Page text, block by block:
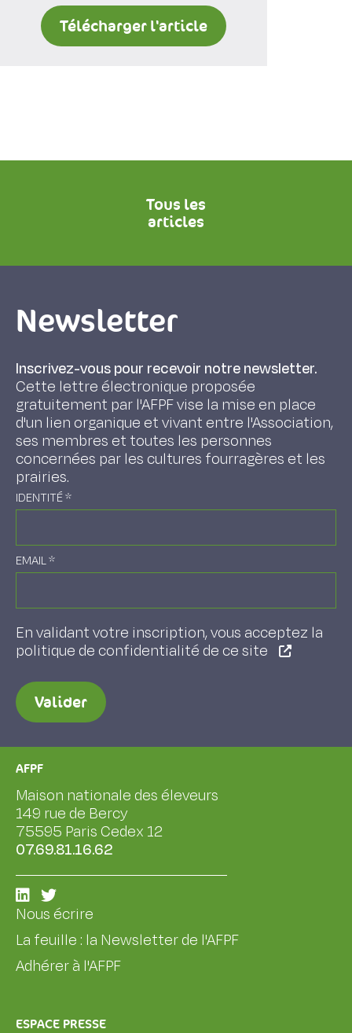
Télécharger l'article
Tous les
articles
Newsletter
Inscrivez-vous pour recevoir notre newsletter.
Cette lettre électronique proposée
gratuitement par l'AFPF vise la mise en place
d'un lien organique et vivant entre l'Association,
ses membres et toutes les personnes
concernées par les cultures fourragères et les
prairies.
IDENTITÉ*
EMAIL*
En validant votre inscription, vous acceptez la
politique de confidentialité de ce site
Valider
AFPF
Maison nationale des éleveurs
149 rue de Bercy
75595 Paris Cedex 12
07.69.81.16.62
Nous écrire
La feuille : la Newsletter de l'AFPF
Adhérer à l'AFPF
ESPACE PRESSE